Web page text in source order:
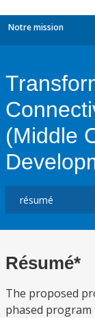
Notre mission
(Middle
Résumé*
The proposed
phased